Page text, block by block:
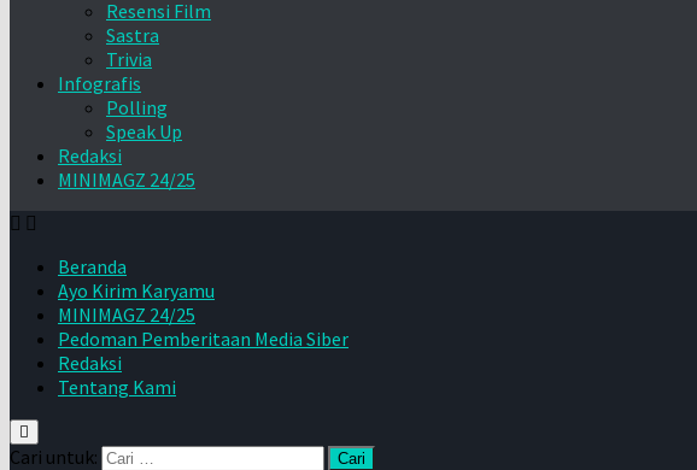
Resensi Film
Sastra
Trivia
Infografis
Polling
Speak Up
Redaksi
MINIMAGZ 24/25
Beranda
Ayo Kirim Karyamu
MINIMAGZ 24/25
Pedoman Pemberitaan Media Siber
Redaksi
Tentang Kami
Cari untuk: